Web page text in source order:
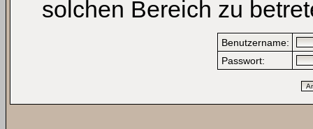
solchen Bereich zu
Benutzername:
Passwort: